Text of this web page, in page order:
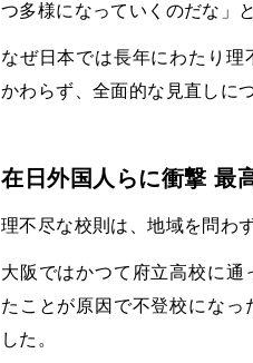
つ多様になっていくのだな」
なぜ日本では長年にわたり
かわらず、全面的な見直しに
在日外国人らに衝撃 最
理不尽な校則は、地域を問わ
大阪ではかつて府立高校に
たことが原因で不登校になっ
した。